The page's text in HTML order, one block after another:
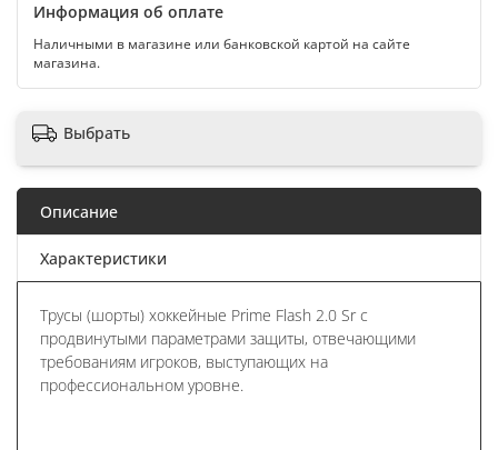
Информация об оплате
Наличными в магазине или банковской картой на сайте
магазина.
Выбрать
Описание
Характеристики
Трусы (шорты) хоккейные Prime Flash 2.0 Sr с
продвинутыми параметрами защиты, отвечающими
требованиям игроков, выступающих на
профессиональном уровне.